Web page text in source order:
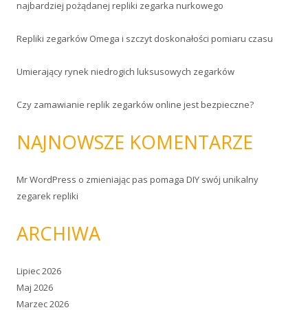
najbardziej pożądanej repliki zegarka nurkowego
Repliki zegarków Omega i szczyt doskonałości pomiaru czasu
Umierający rynek niedrogich luksusowych zegarków
Czy zamawianie replik zegarków online jest bezpieczne?
NAJNOWSZE KOMENTARZE
Mr WordPress o zmieniając pas pomaga DIY swój unikalny
zegarek repliki
ARCHIWA
Lipiec 2026
Maj 2026
Marzec 2026